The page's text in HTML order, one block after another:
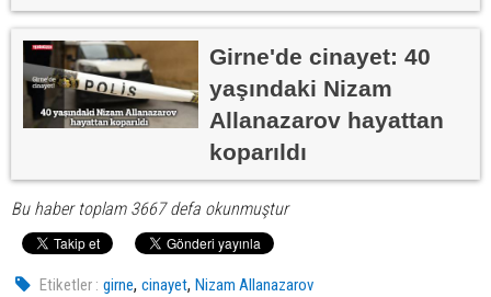
Girne'de cinayet: 40
yaşındaki Nizam
Allanazarov hayattan
koparıldı
Bu haber toplam 3667 defa okunmuştur
Etiketler : girne,cinayet,Nizam Allanazarov